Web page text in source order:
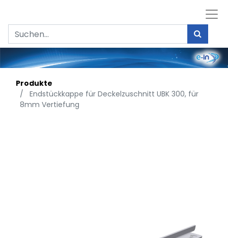
Produkte
Endstückkappe für Deckelzuschnitt UBK 300, für
8mm Vertiefung